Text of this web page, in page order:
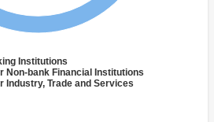
Institutions
Non-bank Financial Institutions
Industry, Trade and Services